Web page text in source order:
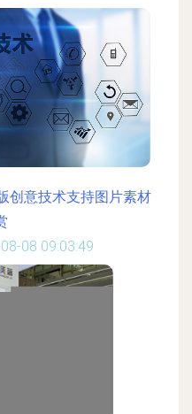
创意技术支持图片素材
08 09:03:49